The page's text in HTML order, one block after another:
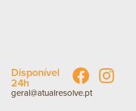
Disponível
24h
geral@atualresolve.pt